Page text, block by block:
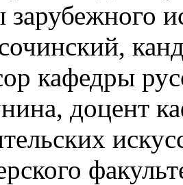
кафедры
доцент